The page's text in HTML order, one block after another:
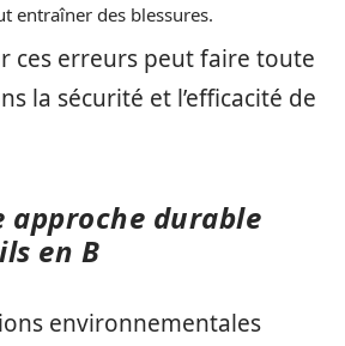
entraîner des blessures.
ces erreurs peut faire toute
la sécurité et l’efficacité de
approche durable
en B
environnementales